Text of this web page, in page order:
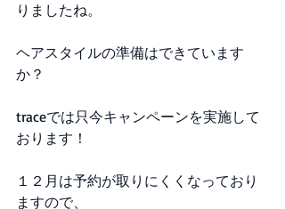
りましたね。
ヘアスタイルの準備はできています
か？
traceでは只今キャンペーンを実施して
おります！
１２月は予約が取りにくくなっており
ますので、